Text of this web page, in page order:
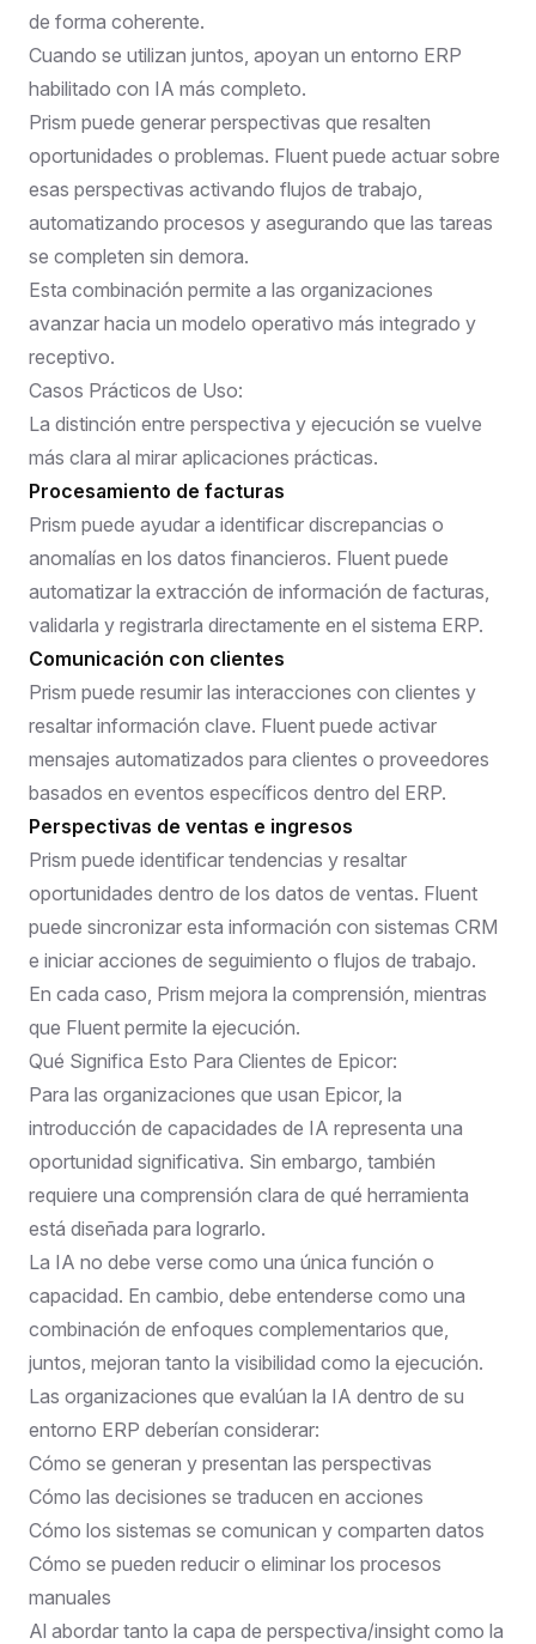
de forma coherente.
Cuando se utilizan juntos, apoyan un entorno ERP
habilitado con IA más completo.
Prism puede generar perspectivas que resalten
oportunidades o problemas. Fluent puede actuar sobre
esas perspectivas activando flujos de trabajo,
automatizando procesos y asegurando que las tareas
se completen sin demora.
Esta combinación permite a las organizaciones
avanzar hacia un modelo operativo más integrado y
receptivo.
Casos Prácticos de Uso:
La distinción entre perspectiva y ejecución se vuelve
más clara al mirar aplicaciones prácticas.
Procesamiento de facturas
Prism puede ayudar a identificar discrepancias o
anomalías en los datos financieros. Fluent puede
automatizar la extracción de información de facturas,
validarla y registrarla directamente en el sistema ERP.
Comunicación con clientes
Prism puede resumir las interacciones con clientes y
resaltar información clave. Fluent puede activar
mensajes automatizados para clientes o proveedores
basados en eventos específicos dentro del ERP.
Perspectivas de ventas e ingresos
Prism puede identificar tendencias y resaltar
oportunidades dentro de los datos de ventas. Fluent
puede sincronizar esta información con sistemas CRM
e iniciar acciones de seguimiento o flujos de trabajo.
En cada caso, Prism mejora la comprensión, mientras
que Fluent permite la ejecución.
Qué Significa Esto Para Clientes de Epicor:
Para las organizaciones que usan Epicor, la
introducción de capacidades de IA representa una
oportunidad significativa. Sin embargo, también
requiere una comprensión clara de qué herramienta
está diseñada para lograrlo.
La IA no debe verse como una única función o
capacidad. En cambio, debe entenderse como una
combinación de enfoques complementarios que,
juntos, mejoran tanto la visibilidad como la ejecución.
Las organizaciones que evalúan la IA dentro de su
entorno ERP deberían considerar:
Cómo se generan y presentan las perspectivas
Cómo las decisiones se traducen en acciones
Cómo los sistemas se comunican y comparten datos
Cómo se pueden reducir o eliminar los procesos
manuales
Al abordar tanto la capa de perspectiva/insight como la